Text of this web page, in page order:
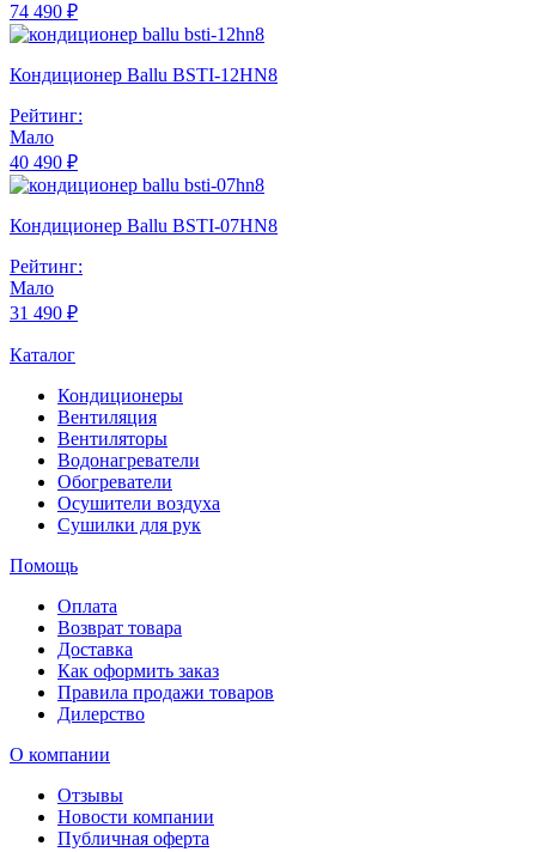
74 490 ₽
Кондиционер Ballu BSTI-12HN8
Рейтинг:
Мало
40 490 ₽
Кондиционер Ballu BSTI-07HN8
Рейтинг:
Мало
31 490 ₽
Каталог
Кондиционеры
Вентиляция
Вентиляторы
Водонагреватели
Обогреватели
Осушители воздуха
Сушилки для рук
Помощь
Оплата
Возврат товара
Доставка
Как оформить заказ
Правила продажи товаров
Дилерство
О компании
Отзывы
Новости компании
Публичная оферта